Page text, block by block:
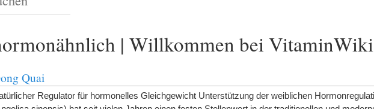
| Willkommen bei VitaminWiki
Quai
Regulator für hormonelles Gleichgewicht Unterstützung der weiblichen